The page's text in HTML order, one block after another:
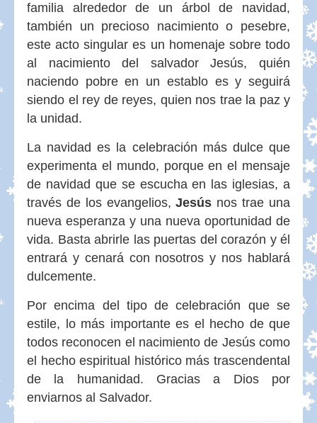
familia alrededor de un árbol de navidad,
también un precioso nacimiento o pesebre,
este acto singular es un homenaje sobre todo
al nacimiento del salvador Jesús, quién
naciendo pobre en un establo es y seguirá
siendo el rey de reyes, quien nos trae la paz y
la unidad.
La navidad es la celebración más dulce que
experimenta el mundo, porque en el mensaje
de navidad que se escucha en las iglesias, a
través de los evangelios,Jesús nos trae una
nueva esperanza y una nueva oportunidad de
vida. Basta abrirle las puertas del corazón y él
entrará y cenará con nosotros y nos hablará
dulcemente.
Por encima del tipo de celebración que se
estile, lo más importante es el hecho de que
todos reconocen el nacimiento de Jesús como
el hecho espiritual histórico más trascendental
de la humanidad. Gracias a Dios por
enviarnos al Salvador.